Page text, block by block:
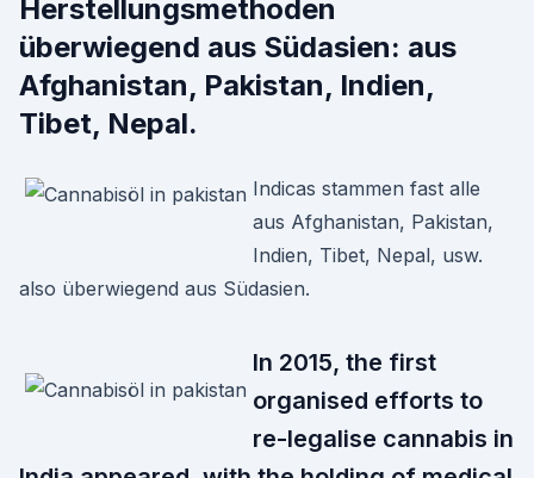
Herstellungsmethoden
überwiegend aus Südasien: aus
Afghanistan, Pakistan, Indien,
Tibet, Nepal.
Indicas stammen fast alle
aus Afghanistan, Pakistan,
Indien, Tibet, Nepal, usw.
also überwiegend aus Südasien.
In 2015, the first
organised efforts to
re-legalise cannabis in